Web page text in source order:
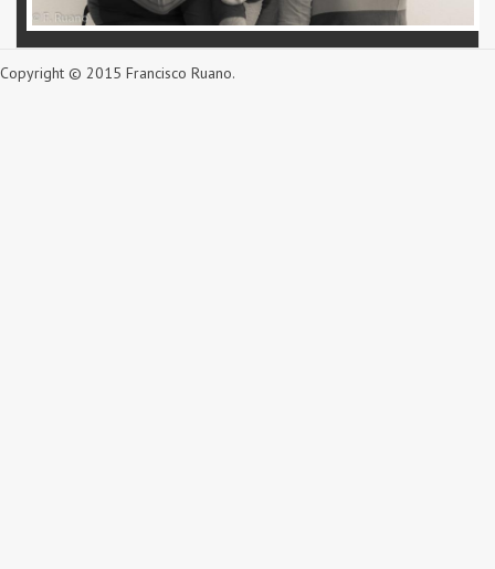
Copyright © 2015 Francisco Ruano.